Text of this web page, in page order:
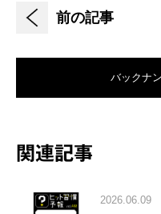
前の記事
バックナ
関連記事
2026.06.09